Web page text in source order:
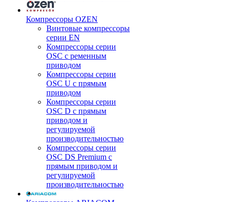
Компрессоры OZEN
Винтовые компрессоры
серии EN
Компрессоры серии
OSC с ременным
приводом
Компрессоры серии
OSC U с прямым
приводом
Компрессоры серии
OSC D с прямым
приводом и
регулируемой
производительностью
Компрессоры серии
OSC DS Premium с
прямым приводом и
регулируемой
производительностью